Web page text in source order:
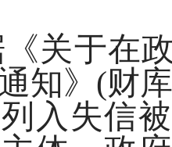
关于在
知》(财
入失信